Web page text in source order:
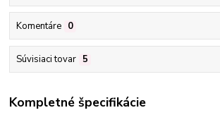
Komentáre 0
Súvisiaci tovar 5
Kompletné špecifikácie